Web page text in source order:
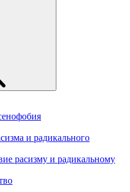
и радикального
расизму и радикальному